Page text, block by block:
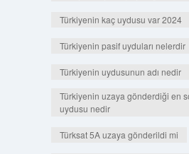
Türkiyenin kaç uydusu var 2024
Türkiyenin pasif uyduları nelerdir
Türkiyenin uydusunun adı nedir
Türkiyenin uzaya gönderdiği en
uydusu nedir
Türksat 5A uzaya gönderildi mi